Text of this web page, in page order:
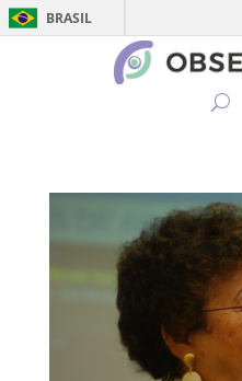
BRASIL